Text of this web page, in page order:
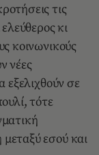
τις
κι
κοινωνικούς
νέες
εξελιχθούν σε
τότε
εσού και